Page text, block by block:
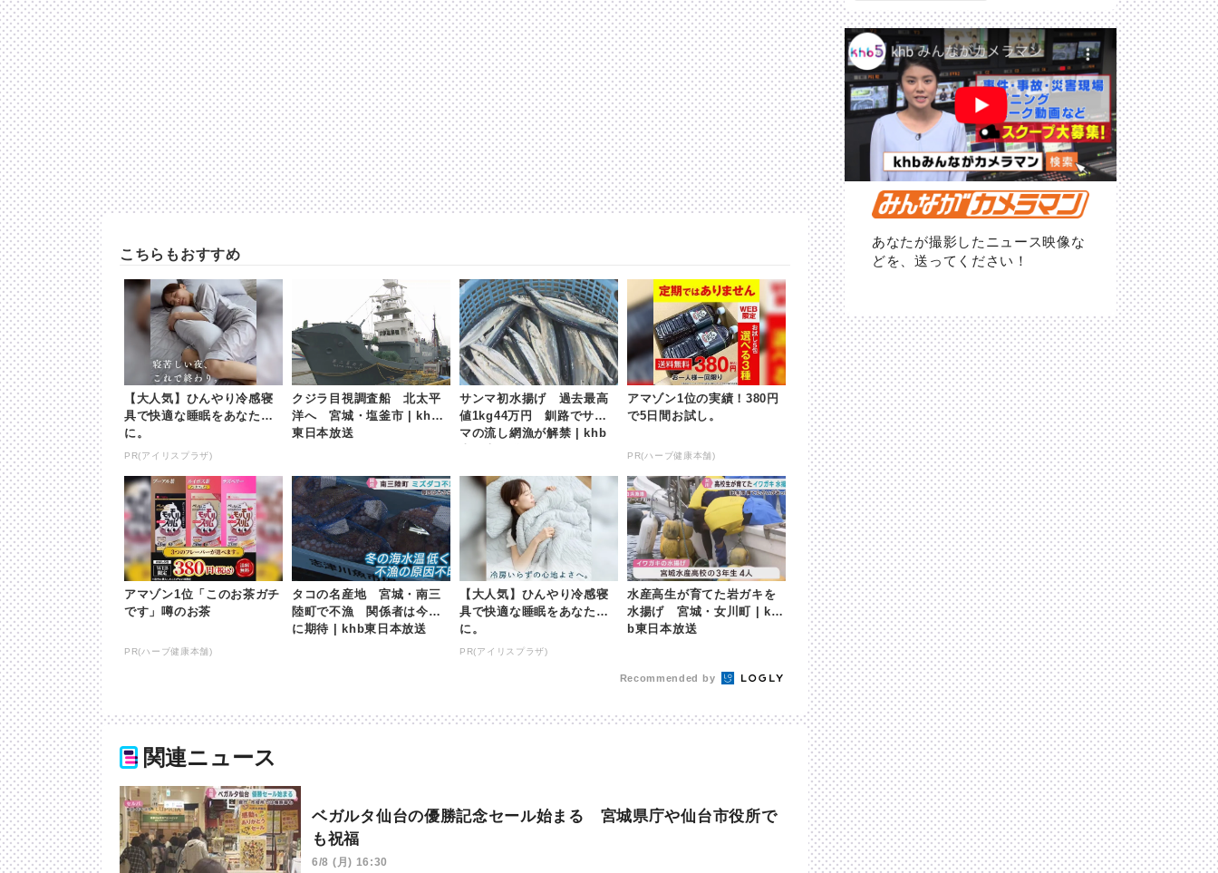
こちらもおすすめ
【大人気】ひんやり冷感寝
具で快適な睡眠をあなた
に。
PR(アイリスプラザ)
クジラ目視調査船 北太平
洋へ 宮城・塩釜市 | khb
東日本放送
サンマ初水揚げ 過去最高
値1kg44万円 釧路でサン
マの流し網漁が解禁 | khb
アマゾン1位の実績！380円
で5日間お試し。
PR(ハーブ健康本舗)
アマゾン1位「このお茶ガチ
です」噂のお茶
PR(ハーブ健康本舗)
タコの名産地 宮城・南三
陸町で不漁 関係者は今後
に期待 | khb東日本放送
【大人気】ひんやり冷感寝
具で快適な睡眠をあなた
に。
PR(アイリスプラザ)
水産高生が育てた岩ガキを
水揚げ 宮城・女川町 | kh
b東日本放送
Recommended by
関連ニュース
ベガルタ仙台の優勝記念セール始まる 宮城県庁や仙台市役所で
も祝福
6/8 (月) 16:30
あなたが撮影したニュース映像な
どを、送ってください！